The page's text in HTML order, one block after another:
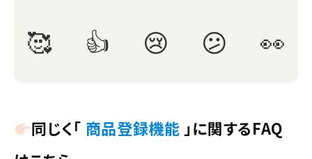
同じく「 商品登録機能」に関するFAQ